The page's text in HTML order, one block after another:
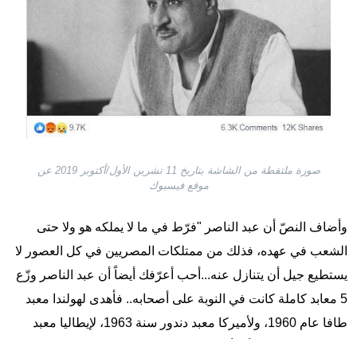
صورة ملتقطة من الشاشة بتاريخ 11 تشرين الأول/أكتوبر 2019 عن
موقع فيسبوك
وأضاف النصّ أن عبد الناصر "فرّط في ما لا يملكه هو ولا حتى
الشعب في عهده، فذلك من ممتلكات المصريين في كل العصور لا
يستطيع جيل أن يتنازل عنه...أحب أعرّفك أيضاً أن عبد الناصر وزّع
5 معابد كاملة كانت في النوبة على أصحابه.. فأهدى لهولندا معبد
طافا عام 1960، ولأميركا معبد دندور سنة 1963، لإيطاليا معبد